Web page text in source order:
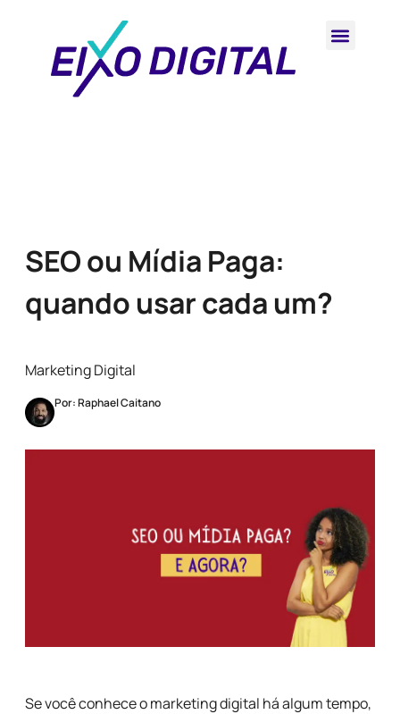
SEO ou Mídia Paga:
quando usar cada um?
Marketing Digital
Por: Raphael Caitano
Se você conhece o marketing digital há algum tempo,